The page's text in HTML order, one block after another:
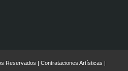
Reservados | Contrataciones Artísticas |